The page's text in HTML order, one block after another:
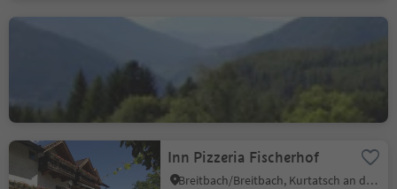
Hotel Waldheim
Altrei/Anterivo
Inn Pizzeria Fischerhof
Breitbach/Breitbach, Kurtatsch an der Weinstraße/Cortaccia sulla Strada del Vino, Alto Adige Wine Road